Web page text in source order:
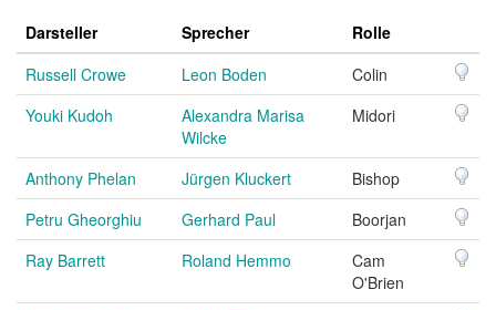
Darsteller Sprecher
Rolle
Russell Crowe
Leon Boden
Colin
Youki Kudoh
Alexandra Marisa
Wilcke
Midori
Anthony Phelan Jürgen Kluckert
Bishop
Petru Gheorghiu
Gerhard Paul
Boorjan
Ray Barrett
Roland Hemmo
Cam
O'Brien